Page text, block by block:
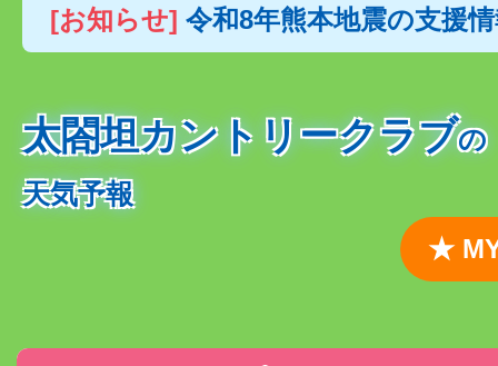
[お知らせ] 令和8年熊本地震の支援
太閤坦カントリークラブの
天気予報
★